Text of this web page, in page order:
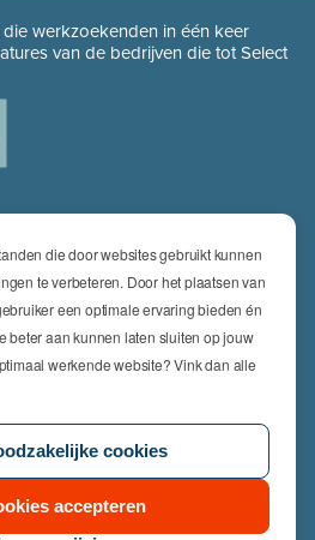
die door websites gebruikt kunnen
te verbeteren. Door het plaatsen van
een optimale ervaring bieden én
beter aan kunnen laten sluiten op jouw
werkende website? Vink dan alle
cookies
accepteren
werkzoekenden in één keer
van de bedrijven die tot Select